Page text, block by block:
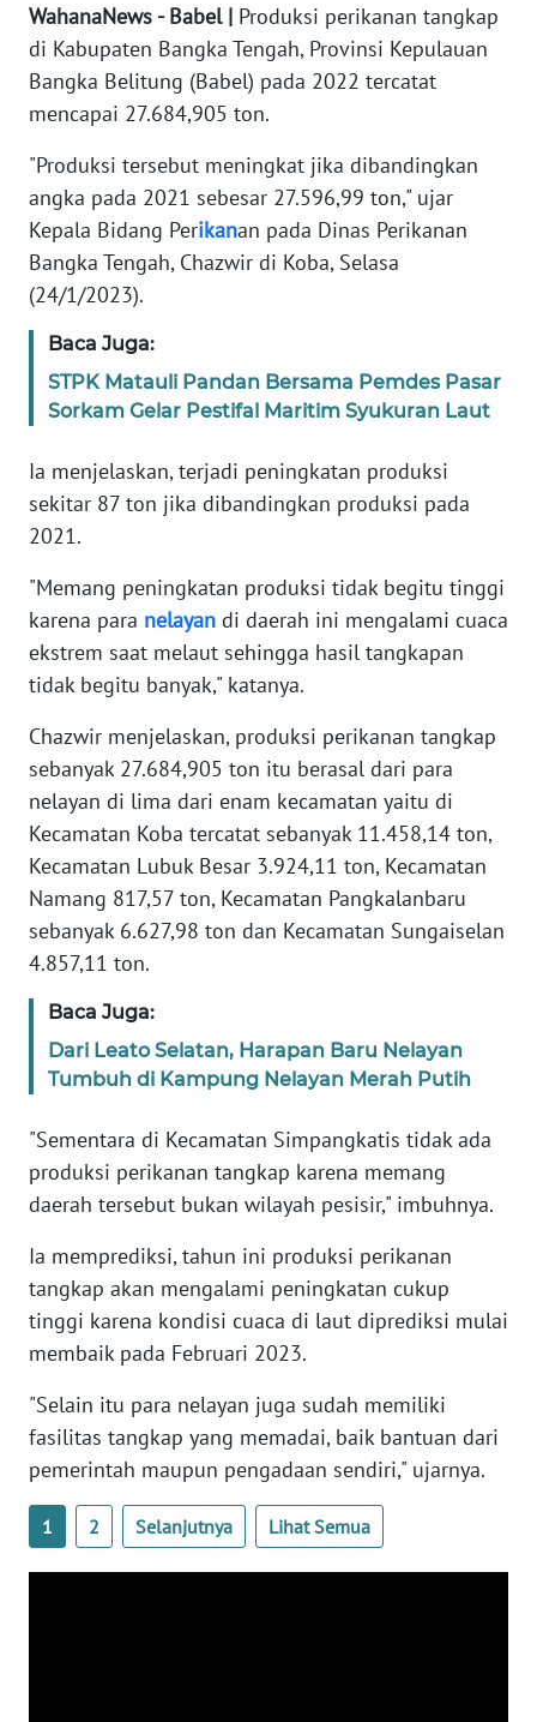
WahanaNews - Babel | Produksi perikanan tangkap
di Kabupaten Bangka Tengah, Provinsi Kepulauan
Bangka Belitung (Babel) pada 2022 tercatat
mencapai 27.684,905 ton.
"Produksi tersebut meningkat jika dibandingkan
angka pada 2021 sebesar 27.596,99 ton," ujar
Kepala Bidang Perikanan pada Dinas Perikanan
Bangka Tengah, Chazwir di Koba, Selasa
(24/1/2023).
Baca Juga:
STPK Matauli Pandan Bersama Pemdes Pasar
Sorkam Gelar Pestifal Maritim Syukuran Laut
Ia menjelaskan, terjadi peningkatan produksi
sekitar 87 ton jika dibandingkan produksi pada
2021.
"Memang peningkatan produksi tidak begitu tinggi
karena para nelayan di daerah ini mengalami cuaca
ekstrem saat melaut sehingga hasil tangkapan
tidak begitu banyak," katanya.
Chazwir menjelaskan, produksi perikanan tangkap
sebanyak 27.684,905 ton itu berasal dari para
nelayan di lima dari enam kecamatan yaitu di
Kecamatan Koba tercatat sebanyak 11.458,14 ton,
Kecamatan Lubuk Besar 3.924,11 ton, Kecamatan
Namang 817,57 ton, Kecamatan Pangkalanbaru
sebanyak 6.627,98 ton dan Kecamatan Sungaiselan
4.857,11 ton.
Baca Juga:
Dari Leato Selatan, Harapan Baru Nelayan
Tumbuh di Kampung Nelayan Merah Putih
"Sementara di Kecamatan Simpangkatis tidak ada
produksi perikanan tangkap karena memang
daerah tersebut bukan wilayah pesisir," imbuhnya.
Ia memprediksi, tahun ini produksi perikanan
tangkap akan mengalami peningkatan cukup
tinggi karena kondisi cuaca di laut diprediksi mulai
membaik pada Februari 2023.
"Selain itu para nelayan juga sudah memiliki
fasilitas tangkap yang memadai, baik bantuan dari
pemerintah maupun pengadaan sendiri," ujarnya.
1 2 Selanjutnya Lihat Semua
PEDOMAN
MEDIA
SIBER
REDAKSI
KARIR
DISCLAIMER
WN
WN
JAKARTA
WN
JABAR
WN
WN
NTT
WN
KEPRI
WN
WN
PAPUA
WN
RIAU
WN
SERAMBI
WN
JAMBI
WN
SULTRA
NTB